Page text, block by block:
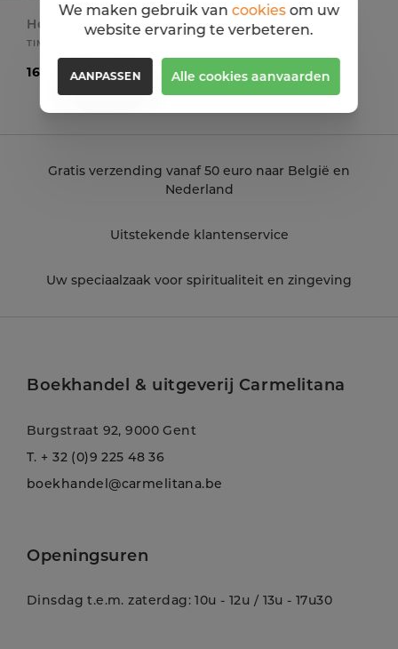
Het jaar van Matteüs
TIMMER WIM
16,99 EUR
Gratis verzending vanaf 50 euro naar België en
Nederland
Uitstekende klantenservice
Uw speciaalzaak voor spiritualiteit en zingeving
Boekhandel & uitgeverij Carmelitana
Burgstraat 92, 9000 Gent
T. + 32 (0)9 225 48 36
boekhandel@carmelitana.be
Openingsuren
Dinsdag t.e.m. zaterdag: 10u - 12u / 13u - 17u30
We maken gebruik van cookiesom uw
website ervaring te verbeteren.
AANPASSEN Alle cookies aanvaarden